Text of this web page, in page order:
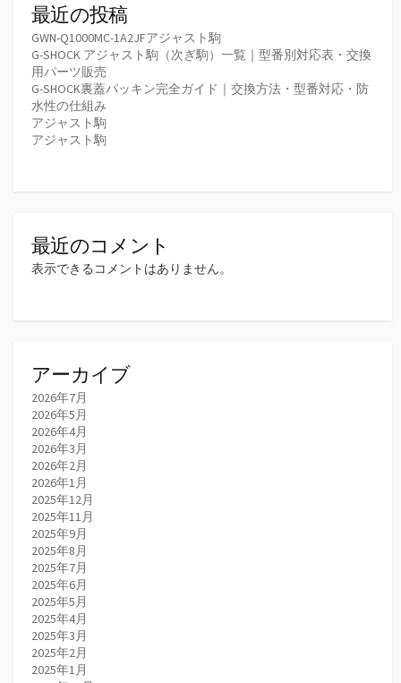
最近の投稿
GWN-Q1000MC-1A2JFアジャスト駒
G-SHOCK アジャスト駒（次ぎ駒）一覧｜型番別対応表・交換
用パーツ販売
G-SHOCK裏蓋パッキン完全ガイド｜交換方法・型番対応・防
水性の仕組み
アジャスト駒
アジャスト駒
最近のコメント
表示できるコメントはありません。
アーカイブ
2026年7月
2026年5月
2026年4月
2026年3月
2026年2月
2026年1月
2025年12月
2025年11月
2025年9月
2025年8月
2025年7月
2025年6月
2025年5月
2025年4月
2025年3月
2025年2月
2025年1月